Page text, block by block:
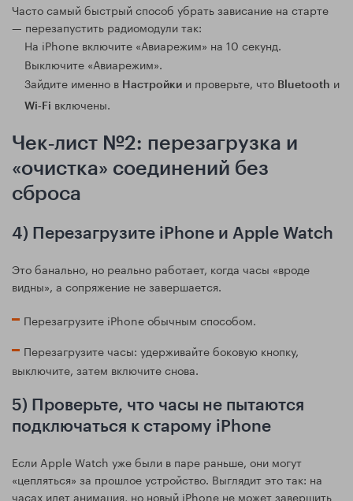
Часто самый быстрый способ убрать зависание на старте
— перезапустить радиомодули так:
На iPhone включите «Авиарежим» на 10 секунд.
Выключите «Авиарежим».
Зайдите именно в Настройки и проверьте, что Bluetooth и
Wi‑Fi включены.
Чек‑лист №2: перезагрузка и
«очистка» соединений без
сброса
4) Перезагрузите iPhone и Apple Watch
Это банально, но реально работает, когда часы «вроде
видны», а сопряжение не завершается.
Перезагрузите iPhone обычным способом.
Перезагрузите часы: удерживайте боковую кнопку,
выключите, затем включите снова.
5) Проверьте, что часы не пытаются
подключаться к старому iPhone
Если Apple Watch уже были в паре раньше, они могут
«цепляться» за прошлое устройство. Выглядит это так: на
часах идет анимация, но новый iPhone не может завершить